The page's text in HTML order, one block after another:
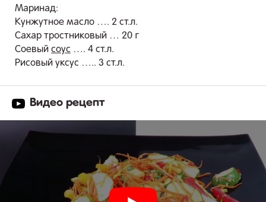
Маринад:
Кунжутное масло …. 2 ст.л.
Сахар тростниковый … 20 г
Соевый соус …. 4 ст.л.
Рисовый уксус ….. 3 ст.л.
Видео рецепт